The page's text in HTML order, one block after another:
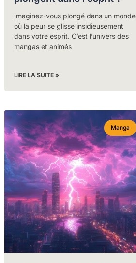
Imaginez-vous plongé dans un monde
où la peur se glisse insidieusement
dans votre esprit. C’est l’univers des
mangas et animés
LIRE LA SUITE »
Manga